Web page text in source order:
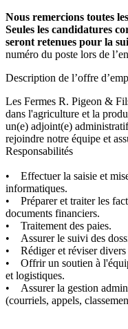
Nous remercions toutes
Seules les candidatures
seront retenues pour la
numéro du poste lors de
Description de l’offre
Les Fermes R. Pigeon &
dans l'agriculture et la
un(e) adjoint(e)
rejoindre notre équipe et
Responsabilités
• Effectuer la saisie et
informatiques.
• Préparer et traiter les
documents financiers.
• Traitement des paies.
• Assurer le suivi des
• Rédiger et réviser divers
• Offrir un soutien à
et logistiques.
• Assurer la gestion
(courriels, appels,